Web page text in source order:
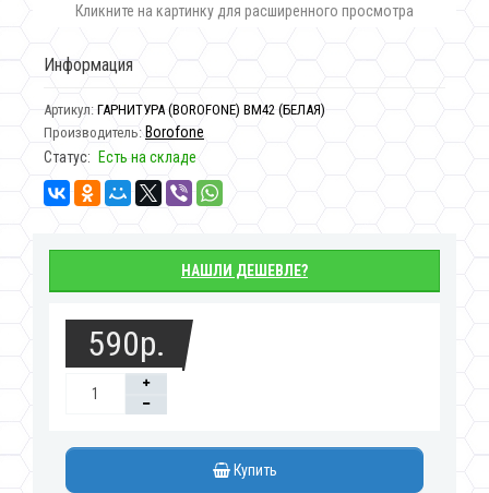
Кликните на картинку для расширенного просмотра
Информация
Артикул: ГАРНИТУРА (BOROFONE) BM42 (БЕЛАЯ)
Производитель: Borofone
Статус:
Есть на складе
НАШЛИ ДЕШЕВЛЕ?
590р.
Купить